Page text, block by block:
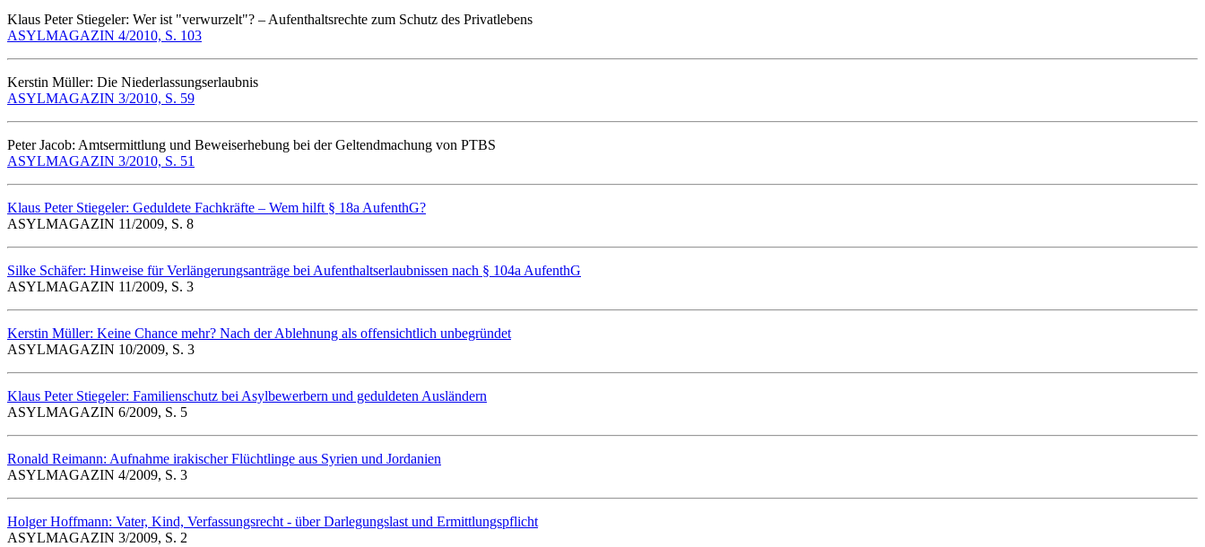
Klaus Peter Stiegeler: Wer ist "verwurzelt"? – Aufenthaltsrechte zum Schutz des Privatlebens
ASYLMAGAZIN 4/2010, S. 103
Kerstin Müller: Die Niederlassungserlaubnis
ASYLMAGAZIN 3/2010, S. 59
Peter Jacob: Amtsermittlung und Beweiserhebung bei der Geltendmachung von PTBS
ASYLMAGAZIN 3/2010, S. 51
Klaus Peter Stiegeler: Geduldete Fachkräfte – Wem hilft § 18a AufenthG?
ASYLMAGAZIN 11/2009, S. 8
Silke Schäfer: Hinweise für Verlängerungsanträge bei Aufenthaltserlaubnissen nach § 104a AufenthG
ASYLMAGAZIN 11/2009, S. 3
Kerstin Müller: Keine Chance mehr? Nach der Ablehnung als offensichtlich unbegründet
ASYLMAGAZIN 10/2009, S. 3
Klaus Peter Stiegeler: Familienschutz bei Asylbewerbern und geduldeten Ausländern
ASYLMAGAZIN 6/2009, S. 5
Ronald Reimann: Aufnahme irakischer Flüchtlinge aus Syrien und Jordanien
ASYLMAGAZIN 4/2009, S. 3
Holger Hoffmann: Vater, Kind, Verfassungsrecht - über Darlegungslast und Ermittlungspflicht
ASYLMAGAZIN 3/2009, S. 2